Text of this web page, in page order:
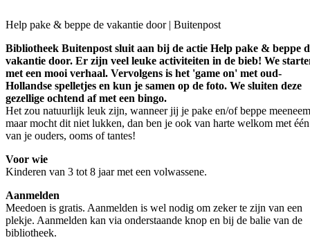
Help pake & beppe de vakantie door | Buitenpost
Bibliotheek Buitenpost sluit aan bij de actie Help pake & beppe
vakantie door. Er zijn veel leuke activiteiten in de bieb! We
met een mooi verhaal. Vervolgens is het 'game on' met oud-
Hollandse spelletjes en kun je samen op de foto. We sluiten deze
gezellige ochtend af met een bingo.
Het zou natuurlijk leuk zijn, wanneer jij je pake en/of beppe
maar mocht dit niet lukken, dan ben je ook van harte welkom met één
van je ouders, ooms of tantes!
Voor wie
Kinderen van 3 tot 8 jaar met een volwassene.
Aanmelden
Meedoen is gratis. Aanmelden is wel nodig om zeker te zijn van een
plekje. Aanmelden kan via onderstaande knop en bij de balie van de
bibliotheek.